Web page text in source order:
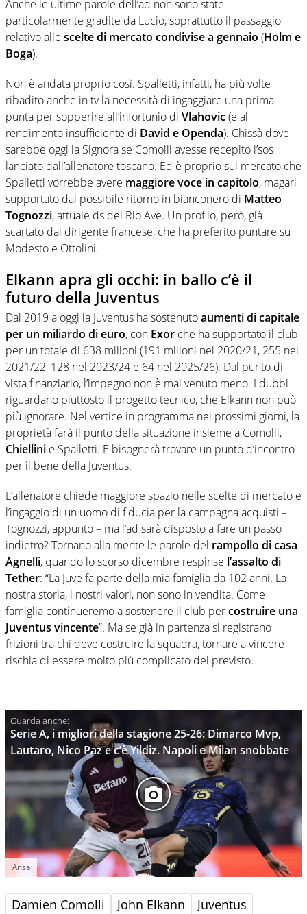
Anche le ultime parole dell’ad non sono state
particolarmente gradite da Lucio, soprattutto il passaggio
relativo alle scelte di mercato condivise a gennaio (Holm e
Boga).
Non è andata proprio così. Spalletti, infatti, ha più volte
ribadito anche in tv la necessità di ingaggiare una prima
punta per sopperire all’infortunio di Vlahovic(e al
rendimento insufficiente di David e Openda). Chissà dove
sarebbe oggi la Signora se Comolli avesse recepito l’sos
lanciato dall’allenatore toscano. Ed è proprio sul mercato che
Spalletti vorrebbe avere maggiore voce in capitolo, magari
supportato dal possibile ritorno in bianconero di Matteo
Tognozzi, attuale ds del Rio Ave. Un profilo, però, già
scartato dal dirigente francese, che ha preferito puntare su
Modesto e Ottolini.
Elkann apra gli occhi: in ballo c’è il
futuro della Juventus
Dal 2019 a oggi la Juventus ha sostenutoaumenti di capitale
per un miliardo di euro, con Exor che ha supportato il club
per un totale di 638 milioni (191 milioni nel 2020/21, 255 nel
2021/22, 128 nel 2023/24 e 64 nel 2025/26). Dal punto di
vista finanziario, l’impegno non è mai venuto meno. I dubbi
riguardano piuttosto il progetto tecnico, che Elkann non può
più ignorare. Nel vertice in programma nei prossimi giorni, la
proprietà farà il punto della situazione insieme a Comolli,
Chiellini e Spalletti. E bisognerà trovare un punto d’incontro
per il bene della Juventus.
L’allenatore chiede maggiore spazio nelle scelte di mercato e
l’ingaggio di un uomo di fiducia per la campagna acquisti –
Tognozzi, appunto – ma l’ad sarà disposto a fare un passo
indietro? Tornano alla mente le parole del rampollo di casa
Agnelli, quando lo scorso dicembre respinse l’assalto di
Tether: “La Juve fa parte della mia famiglia da 102 anni. La
nostra storia, i nostri valori, non sono in vendita. Come
famiglia continueremo a sostenere il club percostruire una
Juventus vincente”. Ma se già in partenza si registrano
frizioni tra chi deve costruire la squadra, tornare a vincere
rischia di essere molto più complicato del previsto.
Serie A, i migliori della stagione 25-26: Dimarco Mvp,
Lautaro, Nico Paz e c’è Yildiz. Napoli e Milan snobbate
Ansa
Damien Comolli John Elkann
Juventus